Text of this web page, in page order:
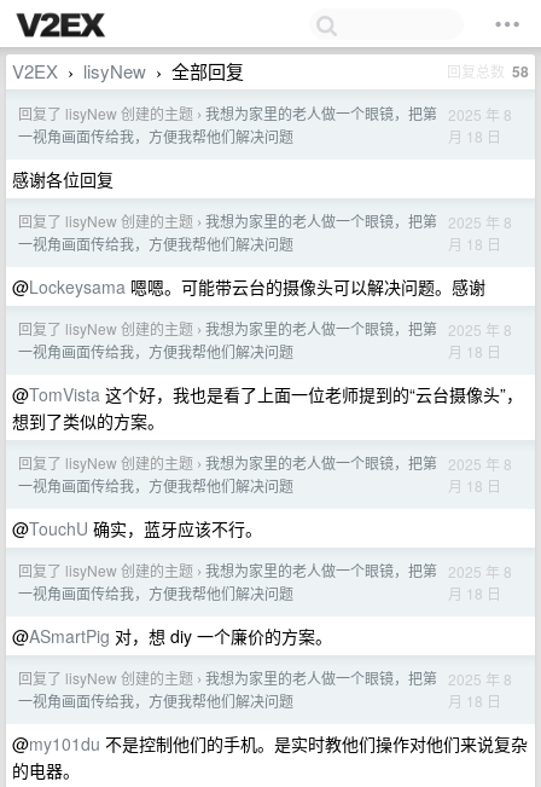
V2EX › lisyNew › 全部回复 回复总数 58
回复了 lisyNew 创建的主题 › 我想为家里的老人做一个眼镜，把第
一视角画面传给我，方便我帮他们解决问题
2025 年 8
月 18 日
感谢各位回复
回复了 lisyNew 创建的主题 › 我想为家里的老人做一个眼镜，把第
一视角画面传给我，方便我帮他们解决问题
2025 年 8
月 18 日
@Lockeysama 嗯嗯。可能带云台的摄像头可以解决问题。感谢
回复了 lisyNew 创建的主题 › 我想为家里的老人做一个眼镜，把第
一视角画面传给我，方便我帮他们解决问题
2025 年 8
月 18 日
@TomVista 这个好，我也是看了上面一位老师提到的“云台摄像头”，
想到了类似的方案。
回复了 lisyNew 创建的主题 › 我想为家里的老人做一个眼镜，把第
一视角画面传给我，方便我帮他们解决问题
2025 年 8
月 18 日
@TouchU 确实，蓝牙应该不行。
回复了 lisyNew 创建的主题 › 我想为家里的老人做一个眼镜，把第
一视角画面传给我，方便我帮他们解决问题
2025 年 8
月 18 日
@ASmartPig 对，想 diy 一个廉价的方案。
回复了 lisyNew 创建的主题 › 我想为家里的老人做一个眼镜，把第
一视角画面传给我，方便我帮他们解决问题
2025 年 8
月 18 日
@my101du 不是控制他们的手机。是实时教他们操作对他们来说复杂
的电器。